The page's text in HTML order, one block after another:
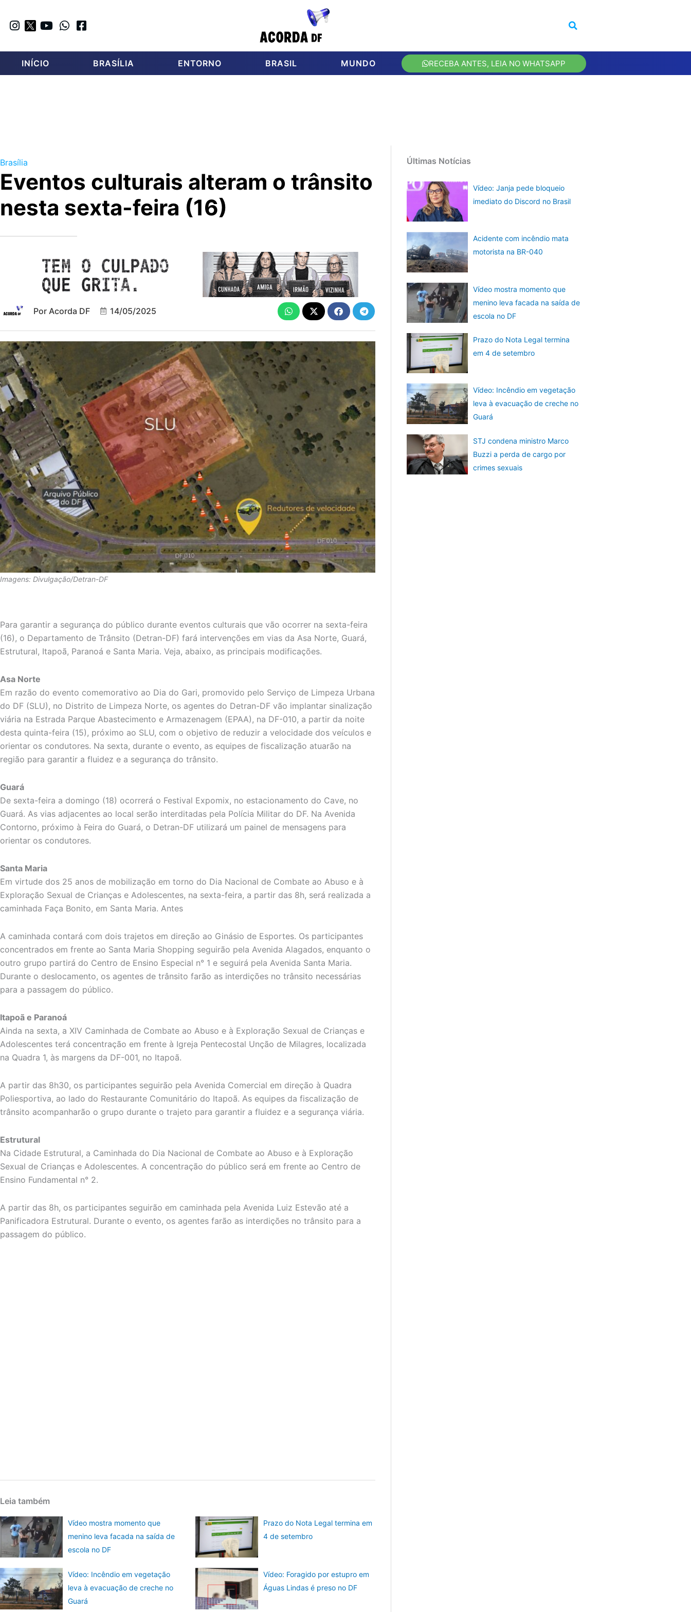
INÍCIO BRASÍLIA ENTORNO BRASIL MUNDO RECEBA ANTES, LEIA NO WHATSAPP
Brasília
Eventos culturais alteram o trânsito
nesta sexta-feira (16)
Por Acorda DF 14/05/2025
Imagens: Divulgação/Detran-DF
Para garantir a segurança do público durante eventos culturais que vão ocorrer na sexta-feira
(16), o Departamento de Trânsito (Detran-DF) fará intervenções em vias da Asa Norte, Guará,
Estrutural, Itapoã, Paranoá e Santa Maria. Veja, abaixo, as principais modificações.
Asa Norte
Em razão do evento comemorativo ao Dia do Gari, promovido pelo Serviço de Limpeza Urbana
do DF (SLU), no Distrito de Limpeza Norte, os agentes do Detran-DF vão implantar sinalização
viária na Estrada Parque Abastecimento e Armazenagem (EPAA), na DF-010, a partir da noite
desta quinta-feira (15), próximo ao SLU, com o objetivo de reduzir a velocidade dos veículos e
orientar os condutores. Na sexta, durante o evento, as equipes de fiscalização atuarão na
região para garantir a fluidez e a segurança do trânsito.
Guará
De sexta-feira a domingo (18) ocorrerá o Festival Expomix, no estacionamento do Cave, no
Guará. As vias adjacentes ao local serão interditadas pela Polícia Militar do DF. Na Avenida
Contorno, próximo à Feira do Guará, o Detran-DF utilizará um painel de mensagens para
orientar os condutores.
Santa Maria
Em virtude dos 25 anos de mobilização em torno do Dia Nacional de Combate ao Abuso e à
Exploração Sexual de Crianças e Adolescentes, na sexta-feira, a partir das 8h, será realizada a
caminhada Faça Bonito, em Santa Maria. Antes
A caminhada contará com dois trajetos em direção ao Ginásio de Esportes. Os participantes
concentrados em frente ao Santa Maria Shopping seguirão pela Avenida Alagados, enquanto o
outro grupo partirá do Centro de Ensino Especial n° 1 e seguirá pela Avenida Santa Maria.
Durante o deslocamento, os agentes de trânsito farão as interdições no trânsito necessárias
para a passagem do público.
Itapoã e Paranoá
Ainda na sexta, a XIV Caminhada de Combate ao Abuso e à Exploração Sexual de Crianças e
Adolescentes terá concentração em frente à Igreja Pentecostal Unção de Milagres, localizada
na Quadra 1, às margens da DF-001, no Itapoã.
A partir das 8h30, os participantes seguirão pela Avenida Comercial em direção à Quadra
Poliesportiva, ao lado do Restaurante Comunitário do Itapoã. As equipes da fiscalização de
trânsito acompanharão o grupo durante o trajeto para garantir a fluidez e a segurança viária.
Estrutural
Na Cidade Estrutural, a Caminhada do Dia Nacional de Combate ao Abuso e à Exploração
Sexual de Crianças e Adolescentes. A concentração do público será em frente ao Centro de
Ensino Fundamental n° 2.
A partir das 8h, os participantes seguirão em caminhada pela Avenida Luiz Estevão até a
Panificadora Estrutural. Durante o evento, os agentes farão as interdições no trânsito para a
passagem do público.
Leia também
Vídeo mostra momento que
menino leva facada na saída de
escola no DF
Prazo do Nota Legal termina em
4 de setembro
Vídeo: Incêndio em vegetação
leva à evacuação de creche no
Guará
Vídeo: Foragido por estupro em
Águas Lindas é preso no DF
Últimas Notícias
Vídeo: Janja pede bloqueio
imediato do Discord no Brasil
Acidente com incêndio mata
motorista na BR-040
Vídeo mostra momento que
menino leva facada na saída de
escola no DF
Prazo do Nota Legal termina
em 4 de setembro
Vídeo: Incêndio em vegetação
leva à evacuação de creche no
Guará
STJ condena ministro Marco
Buzzi a perda de cargo por
crimes sexuais